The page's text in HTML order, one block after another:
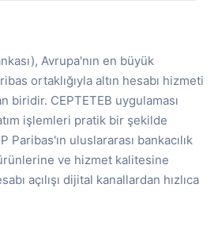
Avrupa'nın en büyük
ortaklığıyla altın hesabı hizmeti
biridir. CEPTETEB uygulaması
işlemleri pratik bir şekilde
uluslararası bankacılık
ve hizmet kalitesine
açılışı dijital kanallardan hızlıca